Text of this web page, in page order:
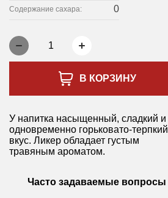
Содержание сахара: 0
1
В КОРЗИНУ
У напитка насыщенный, сладкий и
одновременно горьковато-терпкий
вкус. Ликер обладает густым
травяным ароматом.
Часто задаваемые вопросы